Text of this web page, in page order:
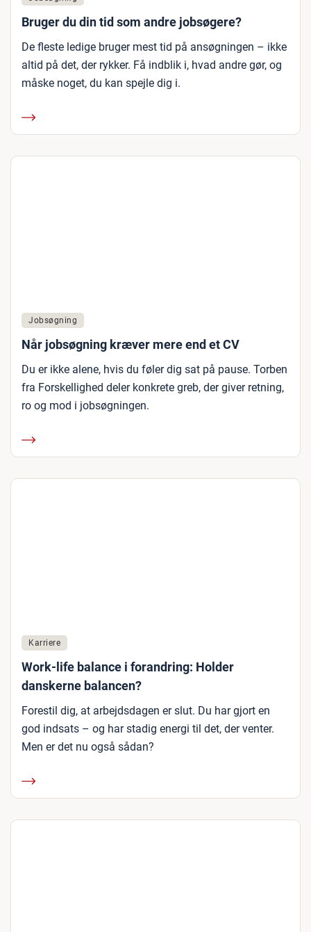
Bruger du din tid som andre jobsøgere?
De fleste ledige bruger mest tid på ansøgningen – ikke
altid på det, der rykker. Få indblik i, hvad andre gør, og
måske noget, du kan spejle dig i.
Jobsøgning
Når jobsøgning kræver mere end et CV
Du er ikke alene, hvis du føler dig sat på pause. Torben
fra Forskellighed deler konkrete greb, der giver retning,
ro og mod i jobsøgningen.
Karriere
Work-life balance i forandring: Holder
danskerne balancen?
Forestil dig, at arbejdsdagen er slut. Du har gjort en
god indsats – og har stadig energi til det, der venter.
Men er det nu også sådan?